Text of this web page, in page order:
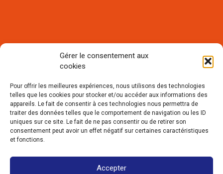
Gérer le consentement aux
cookies
Pour offrir les meilleures expériences, nous utilisons des technologies
telles que les cookies pour stocker et/ou accéder aux informations des
appareils. Le fait de consentir à ces technologies nous permettra de
traiter des données telles que le comportement de navigation ou les ID
uniques sur ce site. Le fait de ne pas consentir ou de retirer son
consentement peut avoir un effet négatif sur certaines caractéristiques
et fonctions.
Accepter
Rejoignez notre communauté et
recevez notre lettre mensuelle
d'informations :